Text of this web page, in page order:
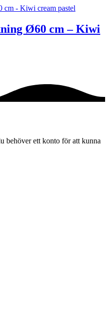
Ø60 cm – Kiwi
behöver ett konto för att kunna